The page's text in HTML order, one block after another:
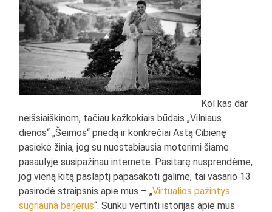
Kol kas dar
neišsiaiškinom, tačiau kažkokiais būdais „Vilniaus
dienos“ „Šeimos“ priedą ir konkrečiai Astą Cibienę
pasiekė žinia, jog su nuostabiausia moterimi šiame
pasaulyje susipažinau internete. Pasitarę nusprendėme,
jog vieną kitą paslaptį papasakoti galime, tai vasario 13
pasirodė straipsnis apie mus – „Virtualios pažintys
sugriauna barjerus“. Sunku vertinti istorijas apie mus